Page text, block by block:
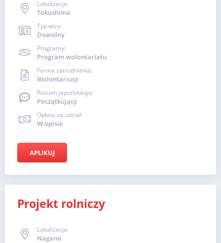
Lokalizacja:
Tokushima
Typ wizy:
Dowolny
Programy:
Program wolontariatu
Forma zatrudnienia:
Wolontariusz
Poziom japońskiego:
Początkujący
Opłata za udział:
W opisie
APLIKUJ
Projekt rolniczy
Lokalizacja:
Nagano